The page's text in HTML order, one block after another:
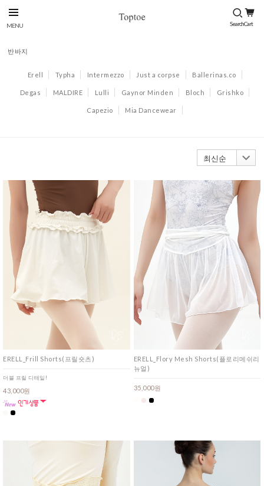
반바지
Erell Typha Intermezzo Just a corpse Ballerinas.co
Degas MALDIRE Lulli Gaynor Minden Bloch Grishko
Capezio Mia Dancewear
ERELL_Frill Shorts(프릴숏츠)
더블 프릴 디테일!
43,000원
ERELL_Flory Mesh Shorts(플로리메쉬리
뉴얼)
35,000원